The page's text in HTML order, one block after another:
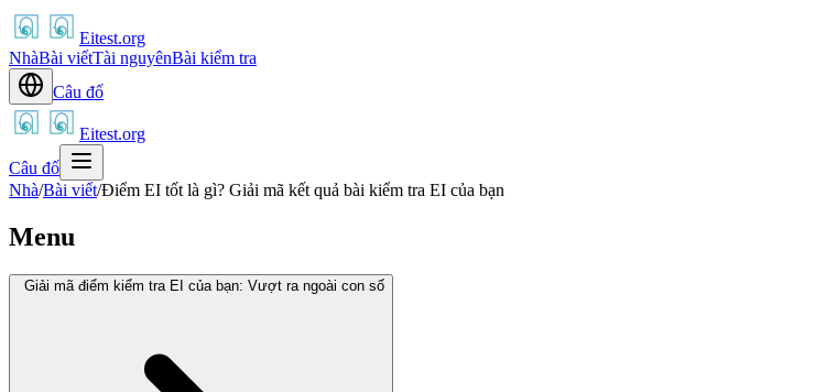
Eitest.org
NhàBài viếtTài nguyênBài kiểm tra
Câu đố
Eitest.org
Câu đố
Nhà/Bài viết/Điểm EI tốt là gì? Giải mã kết quả bài kiểm tra EI của bạn
Menu
Giải mã điểm kiểm tra EI của bạn: Vượt ra ngoài con số